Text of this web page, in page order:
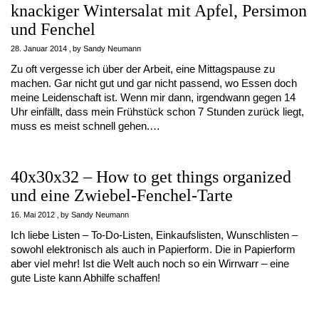
knackiger Wintersalat mit Apfel, Persimon
und Fenchel
28. Januar 2014 by Sandy Neumann
Zu oft vergesse ich über der Arbeit, eine Mittagspause zu
machen. Gar nicht gut und gar nicht passend, wo Essen doch
meine Leidenschaft ist. Wenn mir dann, irgendwann gegen 14
Uhr einfällt, dass mein Frühstück schon 7 Stunden zurück liegt,
muss es meist schnell gehen.…
40x30x32 – How to get things organized
und eine Zwiebel-Fenchel-Tarte
16. Mai 2012 by Sandy Neumann
Ich liebe Listen – To-Do-Listen, Einkaufslisten, Wunschlisten –
sowohl elektronisch als auch in Papierform. Die in Papierform
aber viel mehr! Ist die Welt auch noch so ein Wirrwarr – eine
gute Liste kann Abhilfe schaffen!